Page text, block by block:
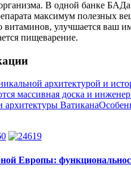
В одной банке
максимум полезных
витаминов, улучшается ваш
пищеварение.
Европы: